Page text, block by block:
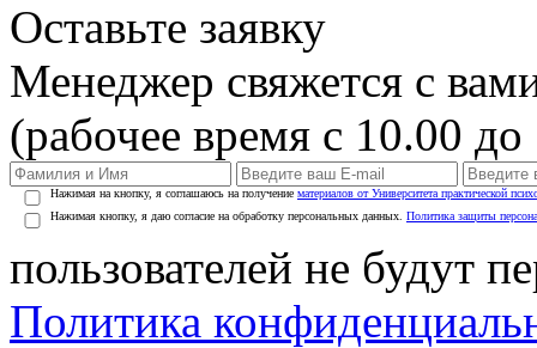
Оставьте заявку
Менеджер свяжется с
(рабочее время с 10.00
Нажимая на кнопку, я соглашаюсь на получение материалов от Университета практической
Нажимая кнопку, я даю согласие на обработку персональных данных. Политика защиты
пользователей не будут
Политика